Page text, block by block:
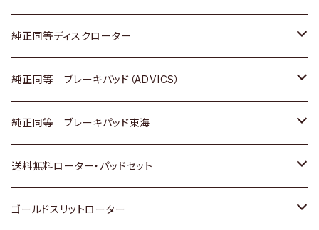
マツダ
三菱
スバル
日野
三菱ふそう
ダイハツ
マツダ
三菱
日野
三菱ふそう
ダイハツ
三菱
日野
三菱ふそう
その他
日産
ダイハツ
マツダ
三菱
スバル
スズキ
日産
いすゞ
ダイハツ
マツダ
日産
いすゞ
ダイハツ
マツダ
三菱
トヨタ
ホンダ
スズキ
日産
ダイハツ
純正同等ディスクローター
トヨタ
ホンダ
スズキ
日産
純正同等 ブレーキパッド（ADVICS）
トヨタ
ホンダ
スズキ
純正同等 ブレーキパッド東海
トヨタ
ホンダ
送料無料ローター・パッドセット
トヨタ
ゴールドスリットローター